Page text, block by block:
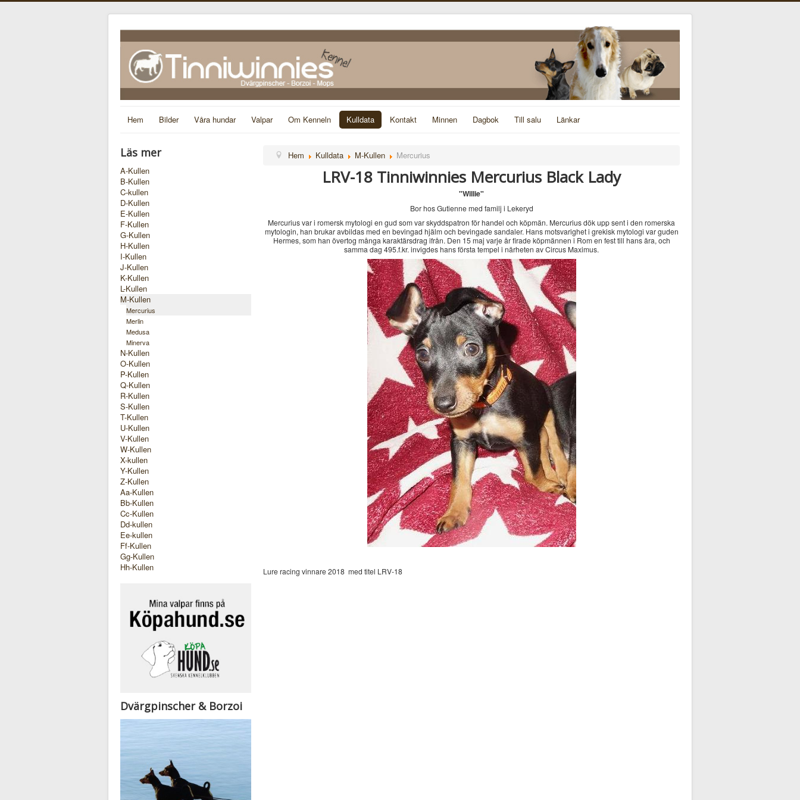
Hem Bilder Våra hundar Valpar Om Kenneln Kulldata Kontakt Minnen Dagbok Till salu Länkar
Läs mer
A-Kullen
B-Kullen
C-kullen
D-Kullen
E-Kullen
F-Kullen
G-Kullen
H-Kullen
I-Kullen
J-Kullen
K-Kullen
L-Kullen
M-Kullen
Mercurius
Merlin
Medusa
Minerva
N-Kullen
O-Kullen
P-Kullen
Q-Kullen
R-Kullen
S-Kullen
T-Kullen
U-Kullen
V-Kullen
W-Kullen
X-kullen
Y-Kullen
Z-Kullen
Aa-Kullen
Bb-Kullen
Cc-Kullen
Dd-kullen
Ee-kullen
Ff-Kullen
Gg-Kullen
Hh-Kullen
Dvärgpinscher & Borzoi
Hem Kulldata M-Kullen Mercurius
LRV-18 Tinniwinnies Mercurius Black Lady
"Willie"
Bor hos Gutienne med familj i Lekeryd
Mercurius var i romersk mytologi en gud som var skyddspatron för handel och köpmän. Mercurius dök upp sent i den romerska
mytologin, han brukar avbildas med en bevingad hjälm och bevingade sandaler. Hans motsvarighet i grekisk mytologi var guden
Hermes, som han övertog många karaktärsdrag ifrån. Den 15 maj varje år firade köpmännen i Rom en fest till hans ära, och
samma dag 495.f.kr. invigdes hans första tempel i närheten av Circus Maximus.
Lure racing vinnare 2018 med titel LRV-18